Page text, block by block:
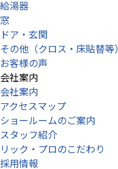
給湯器
窓
ドア・玄関
その他（クロス・床貼替等）
お客様の声
会社案内
会社案内
アクセスマップ
ショールームのご案内
スタッフ紹介
リック・プロのこだわり
採用情報